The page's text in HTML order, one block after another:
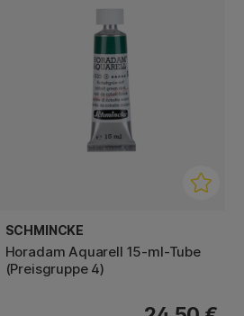
SCHMINCKE
Horadam Aquarell 15-ml-Tube
(Preisgruppe 4)